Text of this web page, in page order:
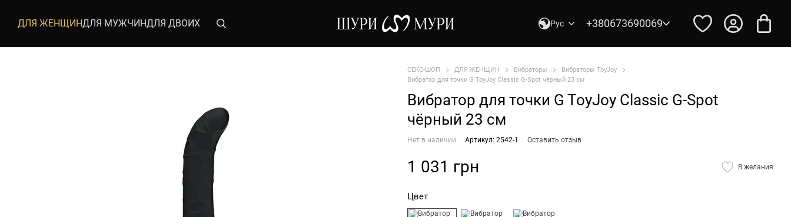
ДЛЯ ЖЕНЩИНДЛЯ МУЖЧИНДЛЯ ДВОИХ Рус +380673690069
СЕКС-ШОП ДЛЯ ЖЕНЩИН Вибраторы
Вибраторы ToyJoy
Вибратор для точки G ToyJoy Classic G-Spot чёрный 23 см
Вибратор для точки G ToyJoy Classic G-Spot
чёрный 23 см
Нет в наличии Артикул: 2542-1 Оставить отзыв
1 031 грн В желания
Цвет